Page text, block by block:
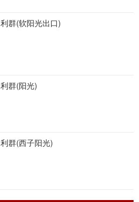
利群(软阳光出口)
利群(阳光)
利群(西子阳光)